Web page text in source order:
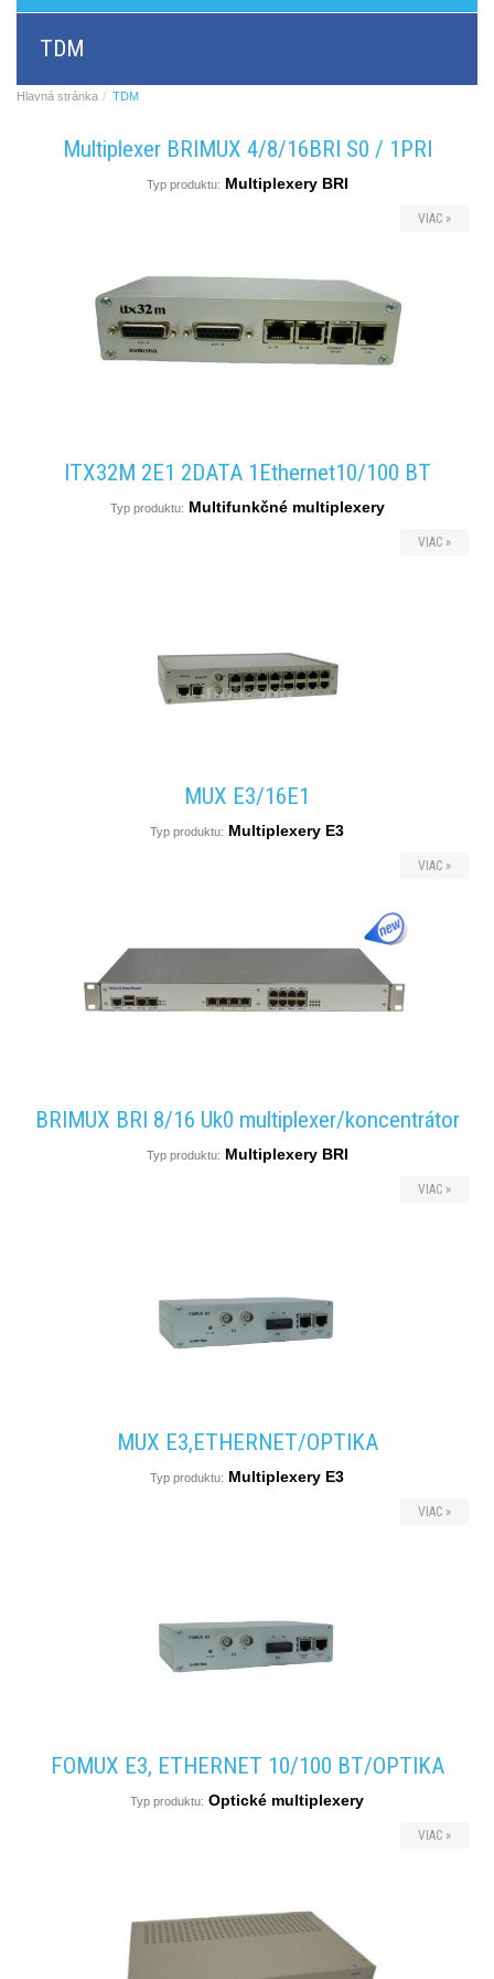
BRI/VOIP
GSM/VOIP
ANALOG/VOIP
GSM
produkty
Astfin/Asterisk
smerovače
Multiplexery,
prevodníky
prevodníky
produkty
TDM
Hlavná stránka TDM
Multiplexer BRIMUX 4/8/16BRI S0 / 1PRI
Typ produktu: Multiplexery BRI
VIAC »
ITX32M 2E1 2DATA 1Ethernet10/100 BT
Typ produktu: Multifunkčné multiplexery
VIAC »
MUX E3/16E1
Typ produktu: Multiplexery E3
VIAC »
BRIMUX BRI 8/16 Uk0 multiplexer/koncentrátor
Typ produktu: Multiplexery BRI
VIAC »
MUX E3,ETHERNET/OPTIKA
Typ produktu: Multiplexery E3
VIAC »
FOMUX E3, ETHERNET 10/100 BT/OPTIKA
Typ produktu: Optické multiplexery
VIAC »